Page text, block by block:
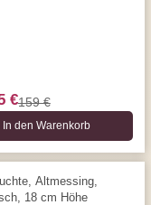
€159 €
In den Warenkorb
Altmessing,
18 cm Höhe